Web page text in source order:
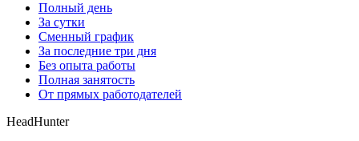
Полный день
За сутки
Сменный график
За последние три дня
Без опыта работы
Полная занятость
От прямых работодателей
HeadHunter